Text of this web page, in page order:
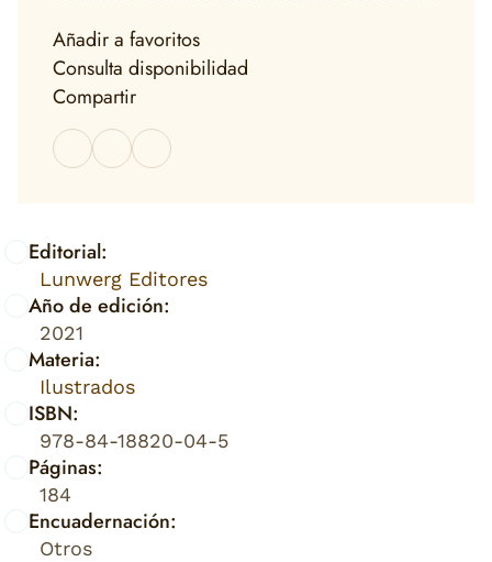
Editorial:
Lunwerg Editores
Año de edición:
2021
Materia:
Ilustrados
ISBN:
978-84-18820-04-5
Páginas:
184
Encuadernación:
Otros
Añadir a favoritos
Consulta disponibilidad
Compartir